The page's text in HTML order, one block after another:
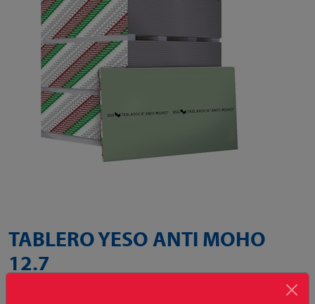
TABLERO YESO ANTI MOHO
12.7